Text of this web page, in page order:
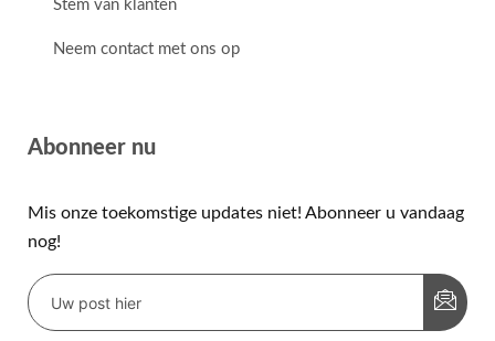
Stem van klanten
Neem contact met ons op
Abonneer nu
Mis onze toekomstige updates niet! Abonneer u vandaag
nog!